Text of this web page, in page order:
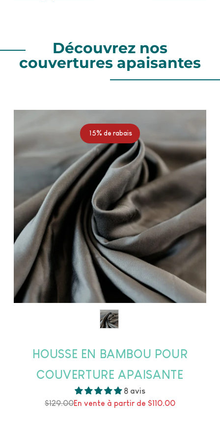
Découvrez nos
couvertures apaisantes
··
HOUSSE EN BAMBOU POUR
COUVERTURE APAISANTE
8 avis
Prix
$129.00En vente à partir de $110.00
15% de rabais